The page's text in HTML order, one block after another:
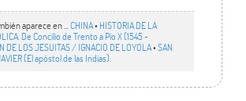
aparece en ... CHINA• HISTORIA DE LA
De Concilio de Trento a Pío X (1545 -
DE LOS JESUITAS / IGNACIO DE LOYOLA•SAN
(El apóstol de las Indias).